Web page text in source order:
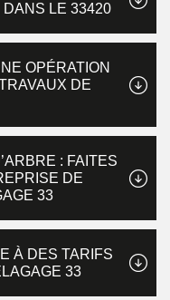
DANS LE 33420
OPÉRATION
DE
: FAITES
DE
33
À DES TARIFS
33